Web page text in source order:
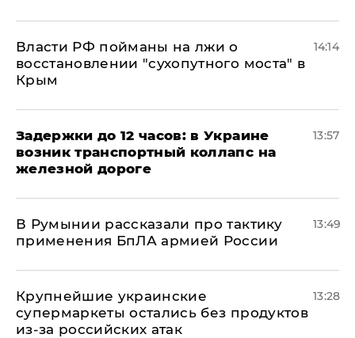
Власти РФ пойманы на лжи о
восстановлении "сухопутного моста" в
Крым
14:14
Задержки до 12 часов: в Украине
возник транспортный коллапс на
железной дороге
13:57
В Румынии рассказали про тактику
применения БпЛА армией России
13:49
Крупнейшие украинские
супермаркеты остались без продуктов
из-за российских атак
13:28